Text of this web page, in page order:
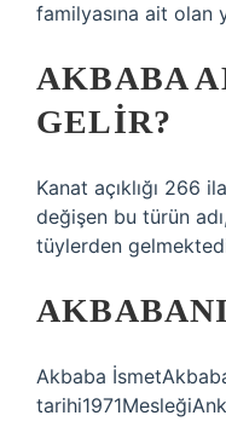
familyasına ait olan
AKBABA
GELIR?
Kanat açıklığı 266
değişen bu türün
tüylerden
Akbaba